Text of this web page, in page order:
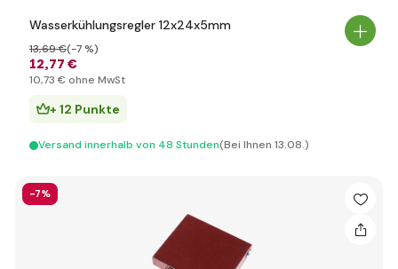
Wasserkühlungsregler 12x24x5mm
12,77 €
13,69 €(-7 %)
10,73 € ohne MwSt
+ 12 Punkte
Versand innerhalb von 48 Stunden(Bei Ihnen 13.08.)
-7%